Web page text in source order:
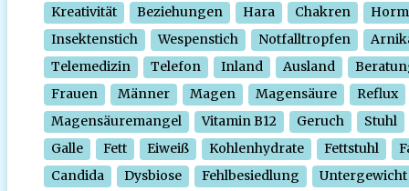
Kreativität
Beziehungen Hara Chakren
Insektenstich
Wespenstich Notfalltropfen
Telemedizin
Telefon Inland Ausland
Frauen
Männer Magen Magensäure
Reflux
Magensäuremangel
Vitamin B12 Geruch
Stuhl
Galle
Fett Eiweiß Kohlenhydrate Fettstuhl
Candida
Dysbiose Fehlbesiedlung Untergewicht